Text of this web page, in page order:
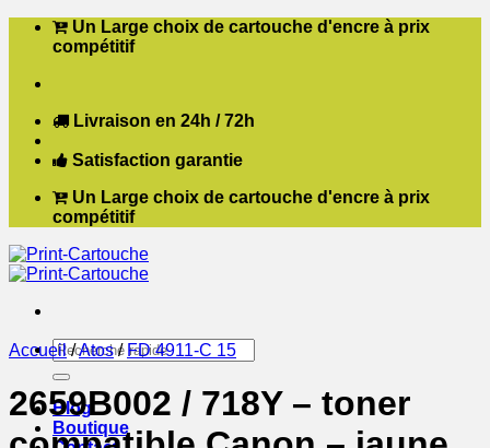
Passer Un Large choix de cartouche d'encre à prix
compétitif
Livraison en 24h / 72h
Satisfaction garantie
Un Large choix de cartouche d'encre à prix
compétitif
Recherche
pour :
Blog
Boutique
Accueil /Atos / FD 4911-C 15
2659B002 / 718Y – toner